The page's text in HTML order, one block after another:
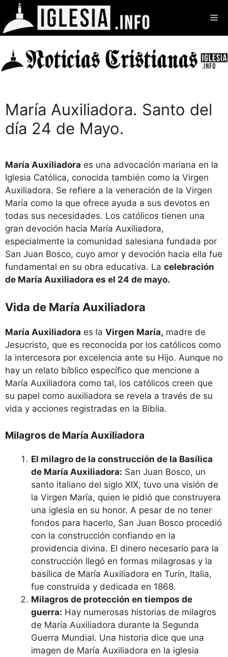
Saltar
contenido
María Auxiliadora. Santo del
día 24 de Mayo.
María Auxiliadora es una advocación mariana en la
Iglesia Católica, conocida también como la Virgen
Auxiliadora. Se refiere a la veneración de la Virgen
María como la que ofrece ayuda a sus devotos en
todas sus necesidades. Los católicos tienen una
gran devoción hacia María Auxiliadora,
especialmente la comunidad salesiana fundada por
San Juan Bosco, cuyo amor y devoción hacia ella fue
fundamental en su obra educativa. La celebración
de María Auxiliadora es el 24 de mayo.
Vida de María Auxiliadora
María Auxiliadora es la Virgen María, madre de
Jesucristo, que es reconocida por los católicos como
la intercesora por excelencia ante su Hijo. Aunque no
hay un relato bíblico específico que mencione a
María Auxiliadora como tal, los católicos creen que
su papel como auxiliadora se revela a través de su
vida y acciones registradas en la Biblia.
Milagros de María Auxiliadora
El milagro de la construcción de la Basílica
de María Auxiliadora: San Juan Bosco, un
santo italiano del siglo XIX, tuvo una visión de
la Virgen María, quien le pidió que construyera
una iglesia en su honor. A pesar de no tener
fondos para hacerlo, San Juan Bosco procedió
con la construcción confiando en la
providencia divina. El dinero necesario para la
construcción llegó en formas milagrosas y la
basílica de María Auxiliadora en Turín, Italia,
fue construida y dedicada en 1868.
Milagros de protección en tiempos de
guerra: Hay numerosas historias de milagros
de María Auxiliadora durante la Segunda
Guerra Mundial. Una historia dice que una
imagen de María Auxiliadora en la iglesia